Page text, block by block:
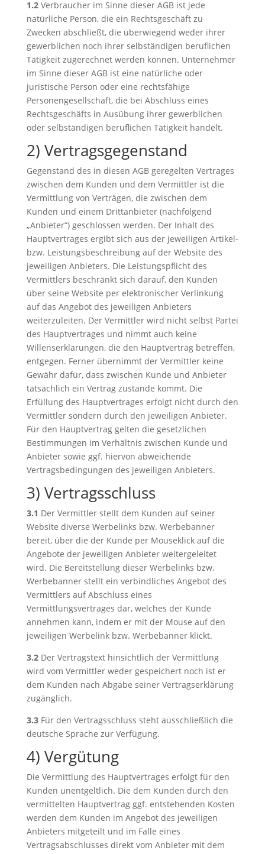
1.2Verbraucher im Sinne dieser AGB ist jede
natürliche Person, die ein Rechtsgeschäft zu
Zwecken abschließt, die überwiegend weder ihrer
gewerblichen noch ihrer selbständigen beruflichen
Tätigkeit zugerechnet werden können. Unternehmer
im Sinne dieser AGB ist eine natürliche oder
juristische Person oder eine rechtsfähige
Personengesellschaft, die bei Abschluss eines
Rechtsgeschäfts in Ausübung ihrer gewerblichen
oder selbständigen beruflichen Tätigkeit handelt.
2) Vertragsgegenstand
Gegenstand des in diesen AGB geregelten Vertrages
zwischen dem Kunden und dem Vermittler ist die
Vermittlung von Verträgen, die zwischen dem
Kunden und einem Drittanbieter (nachfolgend
„Anbieter“) geschlossen werden. Der Inhalt des
Hauptvertrages ergibt sich aus der jeweiligen Artikel-
bzw. Leistungsbeschreibung auf der Website des
jeweiligen Anbieters. Die Leistungspflicht des
Vermittlers beschränkt sich darauf, den Kunden
über seine Website per elektronischer Verlinkung
auf das Angebot des jeweiligen Anbieters
weiterzuleiten. Der Vermittler wird nicht selbst Partei
des Hauptvertrages und nimmt auch keine
Willenserklärungen, die den Hauptvertrag betreffen,
entgegen. Ferner übernimmt der Vermittler keine
Gewähr dafür, dass zwischen Kunde und Anbieter
tatsächlich ein Vertrag zustande kommt. Die
Erfüllung des Hauptvertrages erfolgt nicht durch den
Vermittler sondern durch den jeweiligen Anbieter.
Für den Hauptvertrag gelten die gesetzlichen
Bestimmungen im Verhältnis zwischen Kunde und
Anbieter sowie ggf. hiervon abweichende
Vertragsbedingungen des jeweiligen Anbieters.
3) Vertragsschluss
3.1 Der Vermittler stellt dem Kunden auf seiner
Website diverse Werbelinks bzw. Werbebanner
bereit, über die der Kunde per Mouseklick auf die
Angebote der jeweiligen Anbieter weitergeleitet
wird. Die Bereitstellung dieser Werbelinks bzw.
Werbebanner stellt ein verbindliches Angebot des
Vermittlers auf Abschluss eines
Vermittlungsvertrages dar, welches der Kunde
annehmen kann, indem er mit der Mouse auf den
jeweiligen Werbelink bzw. Werbebanner klickt.
3.2Der Vertragstext hinsichtlich der Vermittlung
wird vom Vermittler weder gespeichert noch ist er
dem Kunden nach Abgabe seiner Vertragserklärung
zugänglich.
3.3Für den Vertragsschluss steht ausschließlich die
deutsche Sprache zur Verfügung.
4) Vergütung
Die Vermittlung des Hauptvertrages erfolgt für den
Kunden unentgeltlich. Die dem Kunden durch den
vermittelten Hauptvertrag ggf. entstehenden Kosten
werden dem Kunden im Angebot des jeweiligen
Anbieters mitgeteilt und im Falle eines
Vertragsabschlusses direkt vom Anbieter mit dem